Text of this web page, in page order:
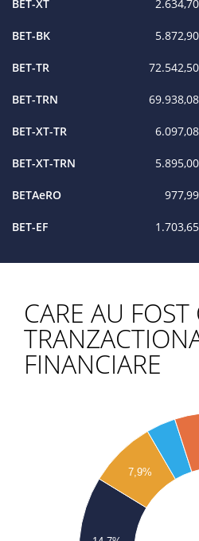
BET-XT 2.634,70
BET-BK 5.872,90
BET-TR 72.542,50
BET-TRN 69.938,08
BET-XT-TR 6.097,08
BET-XT-TRN 5.895,00
BETAeRO 977,99
BET-EF 1.703,65
CARE AU
FINANCIARE
7,9%